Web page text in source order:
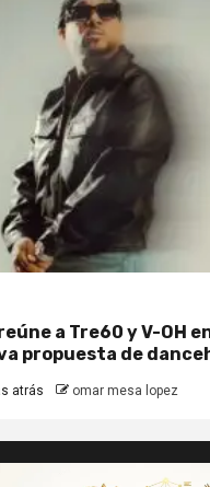
a Tre60 y V-OH
propuesta de
atrás omar mesa lopez